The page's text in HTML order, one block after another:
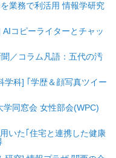
業務で利活用 情報学研究
コピーライターとチャッ
／コラム凡語：五代の汚
学科] ｢学歴＆顔写真ツイー
同窓会 女性部会(WPC)
いた｢住宅と連携した健康